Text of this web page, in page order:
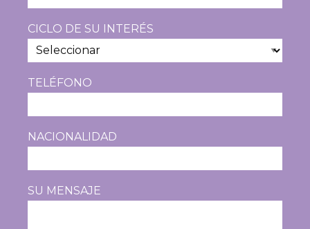
CICLO DE SU INTERÉS
TELÉFONO
NACIONALIDAD
SU MENSAJE